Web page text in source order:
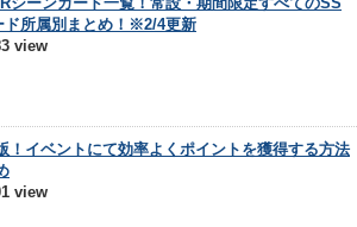
ド所属別まとめ！※2/4更新
view
！イベントにて効率よくポイントを獲得する方法
view